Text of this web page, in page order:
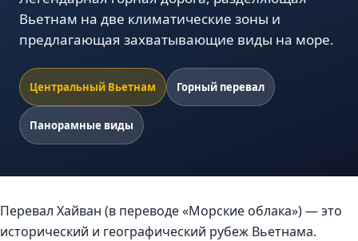
Вьетнам на две климатические зоны и
предлагающая захватывающие виды на море.
Центральный Вьетнам Горный перевал
Панорамные виды
Перевал Хайван (в переводе «Морские облака») — это
исторический и географический рубеж Вьетнама.